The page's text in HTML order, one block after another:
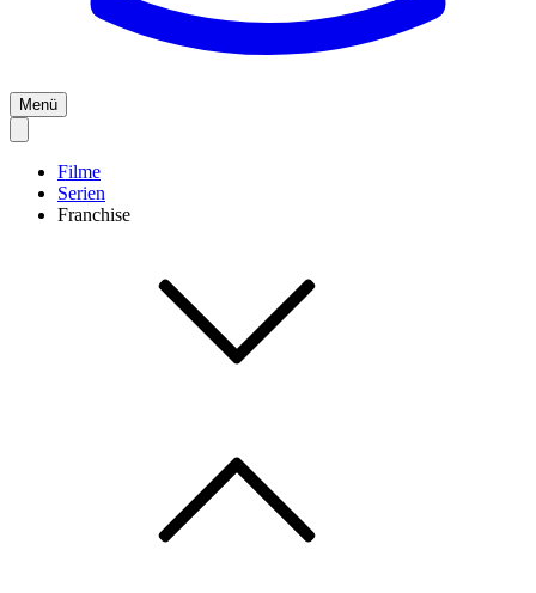
Menü
Filme
Serien
Franchise